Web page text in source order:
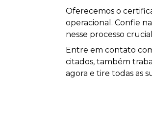
Oferecemos o
operacional. Confie
nesse processo
Entre em contato
citados, também
agora e tire todas as